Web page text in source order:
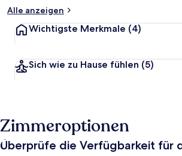
Alle anzeigen
Wichtigste Merkmale (4)
Sich wie zu Hause fühlen (5)
Zimmeroptionen
Überprüfe die Verfügbarkeit für